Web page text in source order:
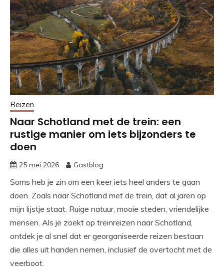
Reizen
Naar Schotland met de trein: een
rustige manier om iets bijzonders te
doen
25 mei 2026 Gastblog
Soms heb je zin om een keer iets heel anders te gaan
doen. Zoals naar Schotland met de trein, dat al jaren op
mijn lijstje staat. Ruige natuur, mooie steden, vriendelijke
mensen. Als je zoekt op treinreizen naar Schotland,
ontdek je al snel dat er georganiseerde reizen bestaan
die alles uit handen nemen, inclusief de overtocht met de
veerboot.